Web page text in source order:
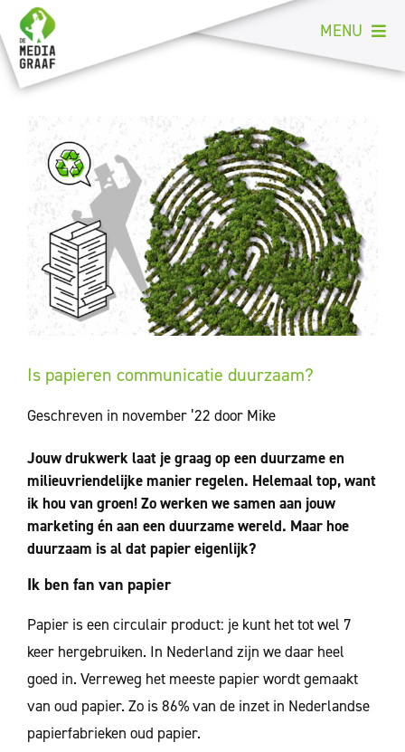
naar
inhoud
MENU
Welkom
Creatie
Online
Duurzaam
Contact
Is papieren communicatie duurzaam?
Geschreven in november ’22 door Mike
Jouw drukwerk laat je graag op een duurzame en
milieuvriendelijke manier regelen. Helemaal top, want
ik hou van groen! Zo werken we samen aan jouw
marketing én aan een duurzame wereld. Maar hoe
duurzaam is al dat papier eigenlijk?
Ik ben fan van papier
Papier is een circulair product: je kunt het tot wel 7
keer hergebruiken. In Nederland zijn we daar heel
goed in. Verreweg het meeste papier wordt gemaakt
van oud papier. Zo is 86% van de inzet in Nederlandse
papierfabrieken oud papier.